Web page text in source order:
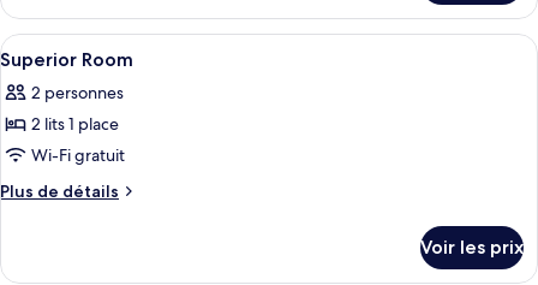
Room
le
type
de
chambre
Presidential
Suite
Afficher
toutes
les
photos
pour
ce
chambre :
Coffres-forts dans les chambres,
5
Superior Room
2 personnes
2 lits 1 place
Wi-Fi gratuit
Plus de détails
Plus
le
Voir les prix